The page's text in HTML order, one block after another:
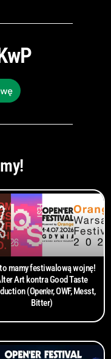
mamy festiwalową wojnę!
Art kontra Good Taste
(Open’er, OWF, Messt,
Bitter)